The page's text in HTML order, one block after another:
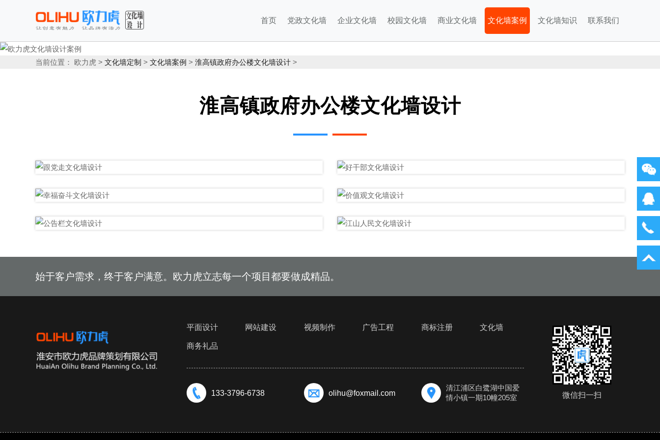
首页 党政文化墙 企业文化墙 校园文化墙 商业文化墙 文化墙案例 文化墙知识 联系我们
当前位置： 欧力虎 > 文化墙定制 > 文化墙案例 > 淮高镇政府办公楼文化墙设计 >
淮高镇政府办公楼文化墙设计
始于客户需求，终于客户满意。欧力虎立志每一个项目都要做成精品。
平面设计 网站建设 视频制作 广告工程 商标注册 文化墙
商务礼品
133-3796-6738 olihu@foxmail.com
清江浦区白鹭湖中国爱
情小镇一期10幢205室
微信扫一扫